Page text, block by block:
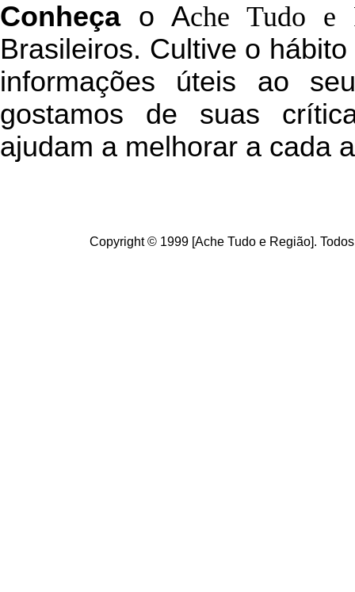
Conheçao Ache Tudo e
Brasileiros. Cultive o
informações úteis ao
gostamos de suas
ajudam a melhorar a cada
Copyright © 1999 [Ache Tudo e Região].